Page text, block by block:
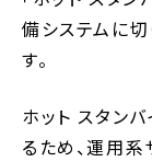
備システムに
す。
ホット スタン
るため、運用